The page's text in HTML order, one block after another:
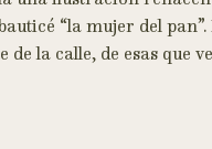
“la mujer del
de la calle, de esas que